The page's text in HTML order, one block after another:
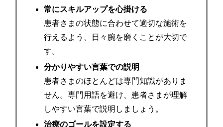
常にスキルアップを心掛ける
患者さまの状態に合わせて適切な施術を
行えるよう、日々腕を磨くことが大切で
す。
分かりやすい言葉での説明
患者さまのほとんどは専門知識がありま
せん。専門用語を避け、患者さまが理解
しやすい言葉で説明しましょう。
治療のゴールを設定する